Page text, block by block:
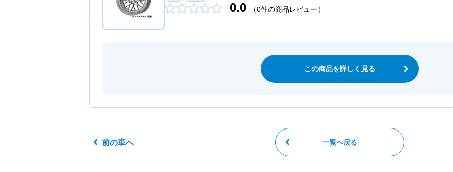
0.0 （0件の商品レビュー）
この商品を詳しく見る
前の車へ 一覧へ戻る